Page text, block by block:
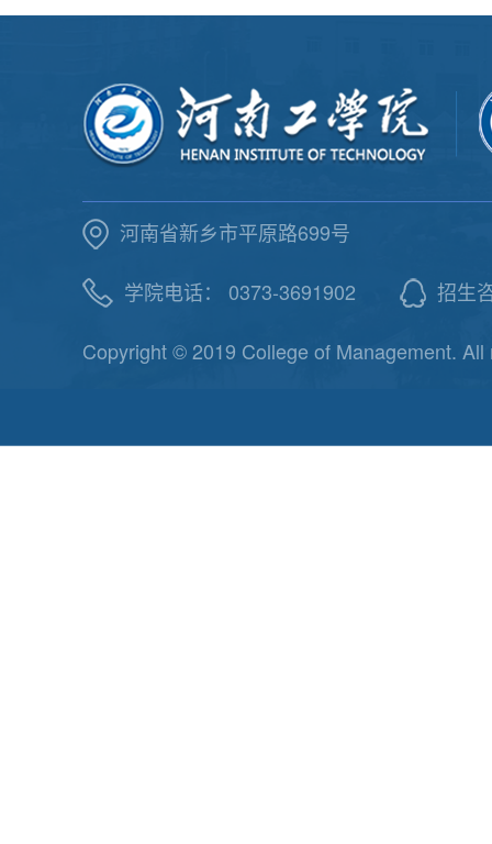
河南省新乡市平原路699号
学院电话： 0373-3691902 招生
Copyright © 2019 College of Management.